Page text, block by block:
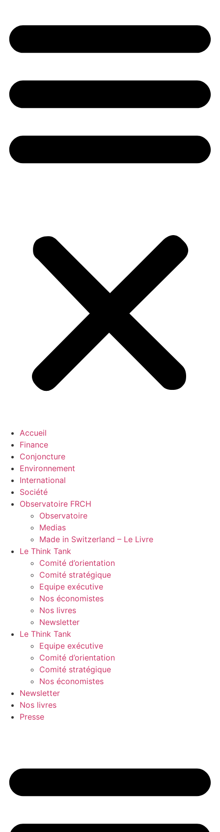
Accueil
Finance
Conjoncture
Environnement
International
Société
Observatoire FRCH
Observatoire
Medias
Made in Switzerland – Le Livre
Le Think Tank
Comité d’orientation
Comité stratégique
Equipe exécutive
Nos économistes
Nos livres
Newsletter
Le Think Tank
Equipe exécutive
Comité d’orientation
Comité stratégique
Nos économistes
Newsletter
Nos livres
Presse